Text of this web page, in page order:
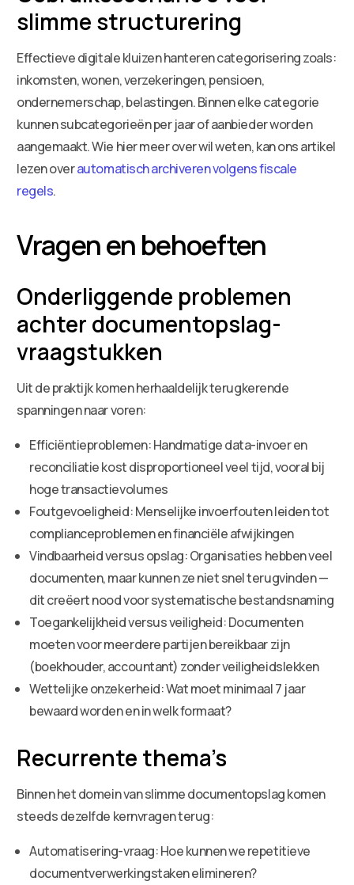
slimme structurering
Effectieve digitale kluizen hanteren categorisering zoals:
inkomsten, wonen, verzekeringen, pensioen,
ondernemerschap, belastingen. Binnen elke categorie
kunnen subcategorieën per jaar of aanbieder worden
aangemaakt. Wie hier meer over wil weten, kan ons artikel
lezen overautomatisch archiveren volgens fiscale
regels.
Vragen en behoeften
Onderliggende problemen
achter documentopslag-
vraagstukken
Uit de praktijk komen herhaaldelijk terugkerende
spanningen naar voren:
Efficiëntieproblemen: Handmatige data-invoer en
reconciliatie kost disproportioneel veel tijd, vooral bij
hoge transactievolumes
Foutgevoeligheid: Menselijke invoerfouten leiden tot
complianceproblemen en financiële afwijkingen
Vindbaarheid versus opslag: Organisaties hebben veel
documenten, maar kunnen ze niet snel terugvinden —
dit creëert nood voor systematische bestandsnaming
Toegankelijkheid versus veiligheid: Documenten
moeten voor meerdere partijen bereikbaar zijn
(boekhouder, accountant) zonder veiligheidslekken
Wettelijke onzekerheid: Wat moet minimaal 7 jaar
bewaard worden en in welk formaat?
Recurrente thema’s
Binnen het domein van slimme documentopslag komen
steeds dezelfde kernvragen terug:
Automatisering-vraag: Hoe kunnen we repetitieve
documentverwerkingstaken elimineren?